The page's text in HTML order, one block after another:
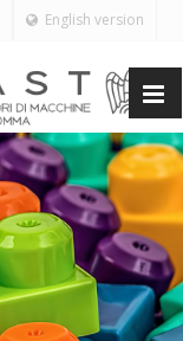
English version